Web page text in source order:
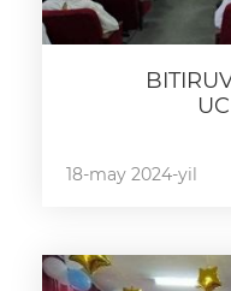
18-may 2024-yil